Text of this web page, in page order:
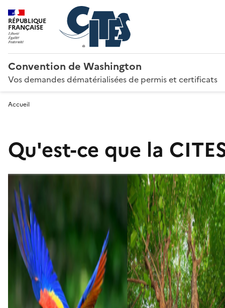
RÉPUBLIQUE
FRANÇAISE
Convention de Washington
Vos demandes dématérialisées de permis et certificats
Accueil
Qu'est-ce que la